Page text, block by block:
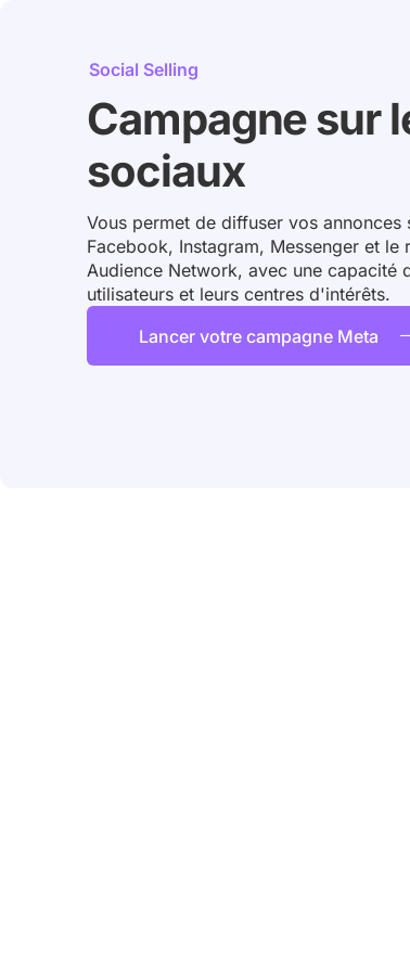
Social Selling
Campagne sur
sociaux
Vous permet de diffuser vos annonces
Facebook, Instagram, Messenger et le
Audience Network, avec une capacité
utilisateurs et leurs centres d'intérêts.
Lancer votre campagne Meta